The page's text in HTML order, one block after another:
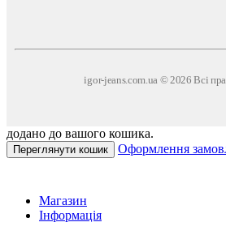
igor-jeans.com.ua © 2026 Всі
додано до вашого кошика.
Переглянути кошик Оформлення
Магазин
Інформація